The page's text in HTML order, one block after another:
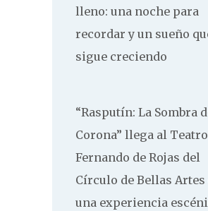
lleno: una noche para
recordar y un sueño
sigue creciendo
“Rasputín: La Sombra
Corona” llega al Teatro
Fernando de Rojas del
Círculo de Bellas Artes
una experiencia